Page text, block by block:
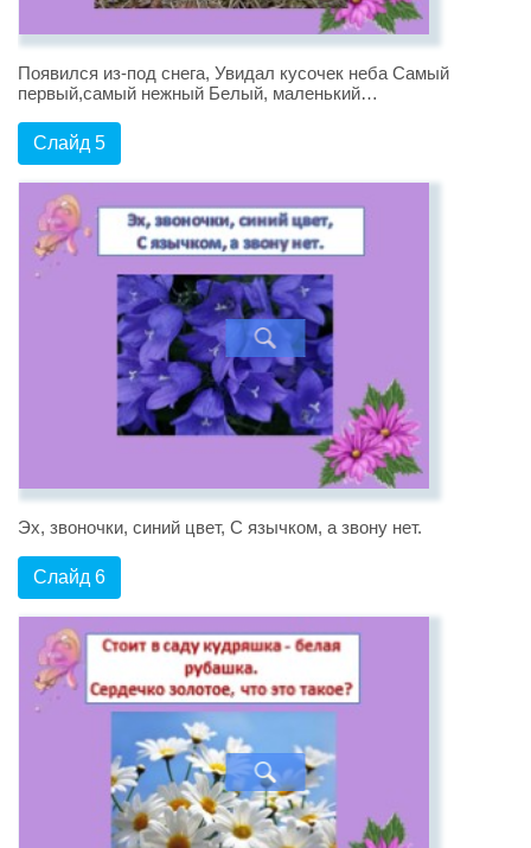
Появился из-под снега, Увидал кусочек неба Самый
первый,самый нежный Белый, маленький…
Слайд 5
Эх, звоночки, синий цвет, С язычком, а звону нет.
Слайд 6